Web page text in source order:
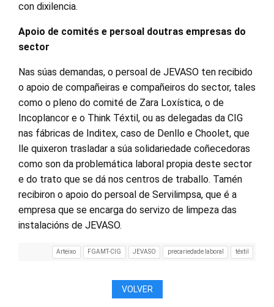
con dixilencia.
Apoio de comités e persoal doutras empresas do
sector
Nas súas demandas, o persoal de JEVASO ten recibido
o apoio de compañeiras e compañeiros do sector, tales
como o pleno do comité de Zara Loxística, o de
Incoplancor e o Think Téxtil, ou as delegadas da CIG
nas fábricas de Inditex, caso de Denllo e Choolet, que
lle quixeron trasladar a súa solidariedade coñecedoras
como son da problemática laboral propia deste sector
e do trato que se dá nos centros de traballo. Tamén
recibiron o apoio do persoal de Servilimpsa, que é a
empresa que se encarga do servizo de limpeza das
instalacións de JEVASO.
Arteixo FGAMT-CIG JEVASO precariedade laboral téxtil
VOLVER